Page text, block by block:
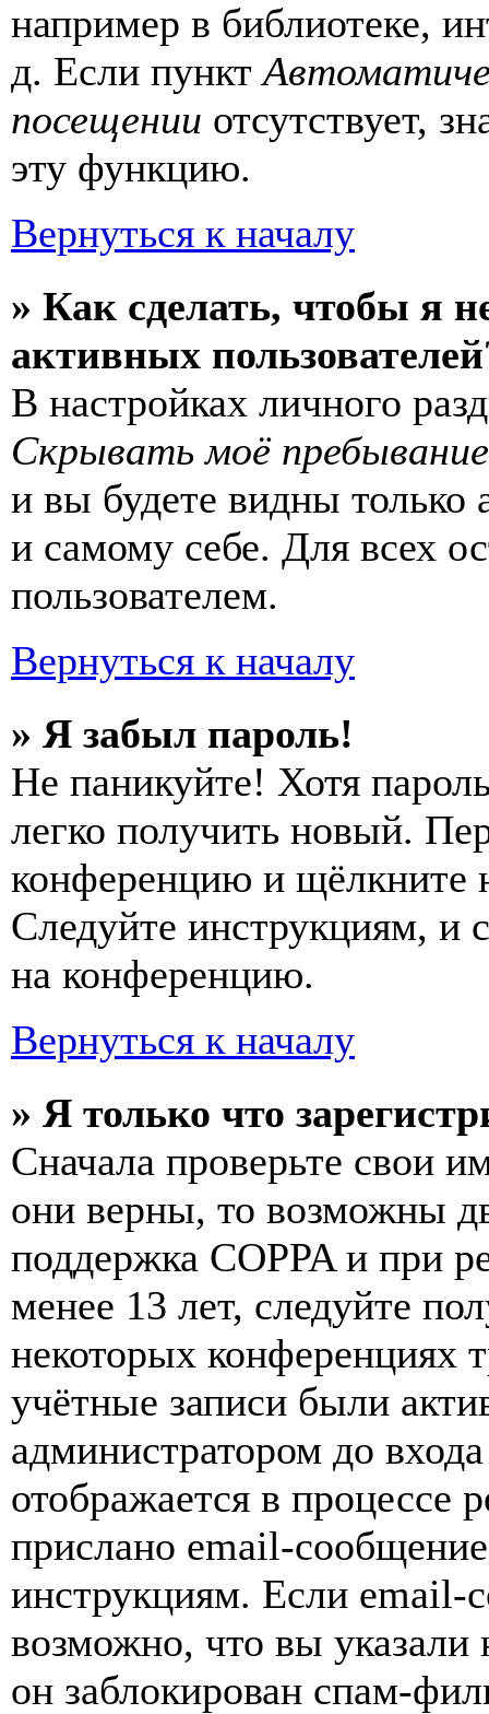
например в библиотеке,
д. Если пункт
посещении отсутствует,
эту функцию.
Вернуться к началу
» Как сделать, чтобы я
активных
В настройках личного
Скрывать моё
и вы будете видны только
и самому себе. Для всех
пользователем.
Вернуться к началу
» Я забыл пароль!
Не паникуйте! Хотя
легко получить новый.
конференцию и щёлкните
Следуйте инструкциям, и
на конференцию.
Вернуться к началу
» Я только что
Сначала проверьте свои
они верны, то возможны
поддержка COPPA и при
менее 13 лет, следуйте
некоторых конференциях
учётные записи были
администратором до
отображается в процессе
прислано email-
инструкциям. Если email-
возможно, что вы
он заблокирован спам-